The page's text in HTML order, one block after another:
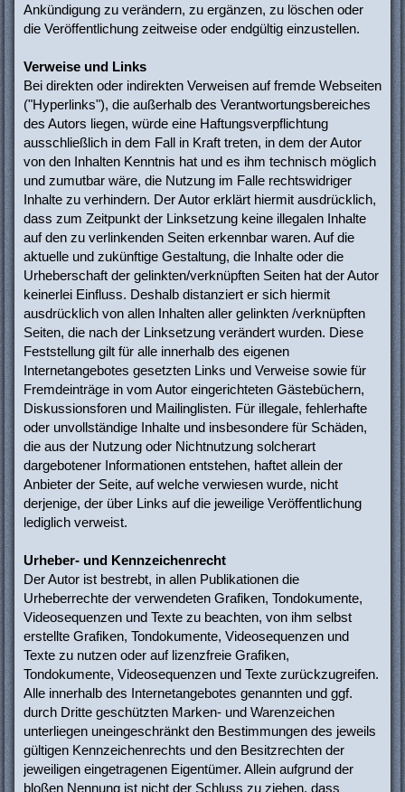
Ankündigung zu verändern, zu ergänzen, zu löschen oder
die Veröffentlichung zeitweise oder endgültig einzustellen.
Verweise und Links
Bei direkten oder indirekten Verweisen auf fremde Webseiten
("Hyperlinks"), die außerhalb des Verantwortungsbereiches
des Autors liegen, würde eine Haftungsverpflichtung
ausschließlich in dem Fall in Kraft treten, in dem der Autor
von den Inhalten Kenntnis hat und es ihm technisch möglich
und zumutbar wäre, die Nutzung im Falle rechtswidriger
Inhalte zu verhindern. Der Autor erklärt hiermit ausdrücklich,
dass zum Zeitpunkt der Linksetzung keine illegalen Inhalte
auf den zu verlinkenden Seiten erkennbar waren. Auf die
aktuelle und zukünftige Gestaltung, die Inhalte oder die
Urheberschaft der gelinkten/verknüpften Seiten hat der Autor
keinerlei Einfluss. Deshalb distanziert er sich hiermit
ausdrücklich von allen Inhalten aller gelinkten /verknüpften
Seiten, die nach der Linksetzung verändert wurden. Diese
Feststellung gilt für alle innerhalb des eigenen
Internetangebotes gesetzten Links und Verweise sowie für
Fremdeinträge in vom Autor eingerichteten Gästebüchern,
Diskussionsforen und Mailinglisten. Für illegale, fehlerhafte
oder unvollständige Inhalte und insbesondere für Schäden,
die aus der Nutzung oder Nichtnutzung solcherart
dargebotener Informationen entstehen, haftet allein der
Anbieter der Seite, auf welche verwiesen wurde, nicht
derjenige, der über Links auf die jeweilige Veröffentlichung
lediglich verweist.
Urheber- und Kennzeichenrecht
Der Autor ist bestrebt, in allen Publikationen die
Urheberrechte der verwendeten Grafiken, Tondokumente,
Videosequenzen und Texte zu beachten, von ihm selbst
erstellte Grafiken, Tondokumente, Videosequenzen und
Texte zu nutzen oder auf lizenzfreie Grafiken,
Tondokumente, Videosequenzen und Texte zurückzugreifen.
Alle innerhalb des Internetangebotes genannten und ggf.
durch Dritte geschützten Marken- und Warenzeichen
unterliegen uneingeschränkt den Bestimmungen des jeweils
gültigen Kennzeichenrechts und den Besitzrechten der
jeweiligen eingetragenen Eigentümer. Allein aufgrund der
bloßen Nennung ist nicht der Schluss zu ziehen, dass